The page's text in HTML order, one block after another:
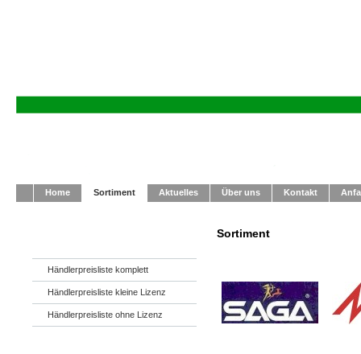
Home Sortiment Aktuelles Über uns Kontakt
Händlerpreisliste komplett
Händlerpreisliste kleine Lizenz
Händlerpreisliste ohne Lizenz
Sortiment